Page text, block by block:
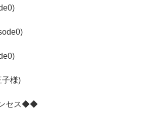
様)
セス◆◆